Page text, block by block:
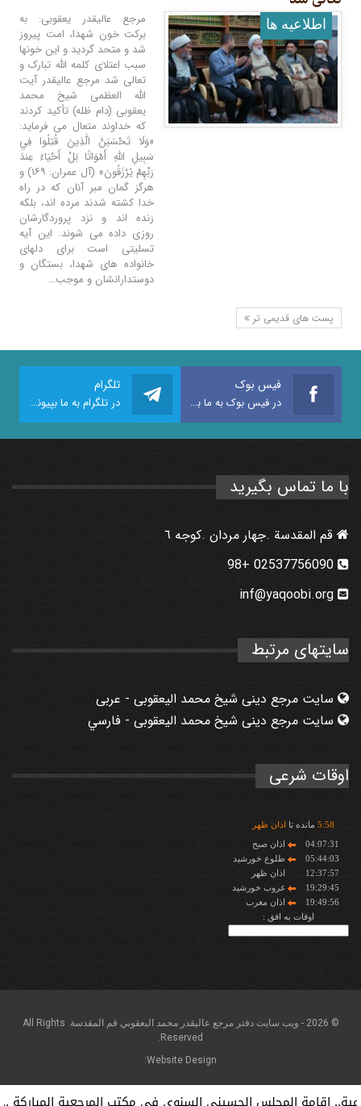
اطلاعيه ها
مرجع عالیقدر یعقوبی: به
برکت خون شهدا، امت پیروز
شد و متحد گردید و این خونها
سبب اعتلای کلمه الله تبارک و
تعالی شد مرجع عالیقدر آیت
الله العظمی شیخ محمد
یعقوبی (دام ظله) تأکید کردند
که خداوند متعال می فرماید:
«وَلَا تَحْسَبَنَّ الَّذِينَ قُتِلُوا فِي
سَبِيلِ اللَّهِ أَمْوَاتًا بَلْ أَحْيَاءٌ عِندَ
رَبِّهِمْ يُرْزَقُونَ» (آل عمران: ۱۶۹) و
هرگز گمان مبر آنان که در راه
خدا کشته شدند مرده اند، بلکه
زنده اند و نزد پروردگارشان
روزی داده می شوند. این آیه
تسلیتی است برای دلهای
خانواده های شهدا، بستگان و
دوستدارانشان و موجب…
پست های قدیمی تر
فیس بوک
در فیس بوک به ما بپیوندید
تلگرام
در تلگرام به ما بپیوندید
با ما تماس بگیرید
قم المقدسة .جهار مردان .كوجه ٦
inf@yaqoobi.org
سایتهای مرتبط
سایت مرجع دینی شیخ محمد الیعقوبی - عربی
سایت مرجع دینی شیخ محمد الیعقوبی - فارسي
اوقات شرعی
5:58 مانده تا اذان ظهر
04:07:31
اذان صبح
05:44:03
طلوع خورشید
12:37:57
اذان ظهر
19:29:45
غروب خورشید
19:49:56
اذان مغرب
اوقات به افق :
© 2026 - ويب سايت دفتر مرجع عاليقدر محمد اليعقوبي قم المقدسة. All Rights
Reserved.
Website Design: